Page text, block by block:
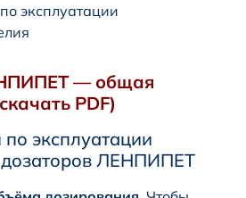
эксплуатации
— общая
PDF)
эксплуатации
дозаторов ЛЕНПИПЕТ